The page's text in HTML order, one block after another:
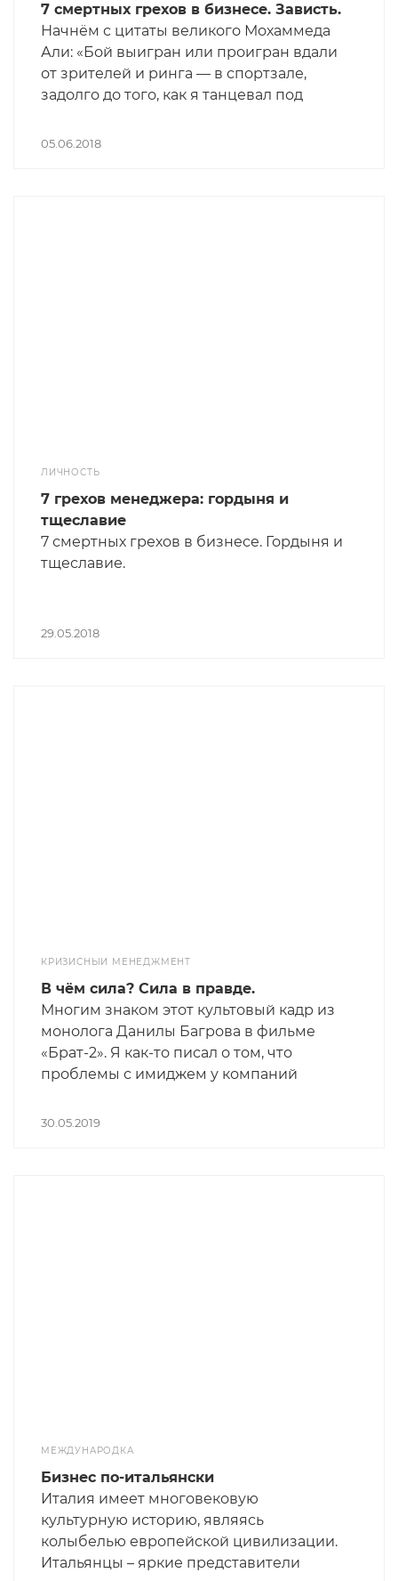
7 смертных грехов в бизнесе. Зависть.
Начнём с цитаты великого Мохаммеда
Али: «Бой выигран или проигран вдали
от зрителей и ринга — в спортзале,
задолго до того, как я танцевал под
05.06.2018
ЛИЧНОСТЬ
7 грехов менеджера: гордыня и
тщеславие
7 смертных грехов в бизнесе. Гордыня и
тщеславие.
29.05.2018
КРИЗИСНЫЙ МЕНЕДЖМЕНТ
В чём сила? Сила в правде.
Многим знаком этот культовый кадр из
монолога Данилы Багрова в фильме
«Брат-2». Я как-то писал о том, что
проблемы с имиджем у компаний
всё хорошо, то и хорошо. Но как только
30.05.2019
МЕЖДУНАРОДКА
Бизнес по-итальянски
Италия имеет многовековую
культурную историю, являясь
колыбелью европейской цивилизации.
Итальянцы – яркие представители